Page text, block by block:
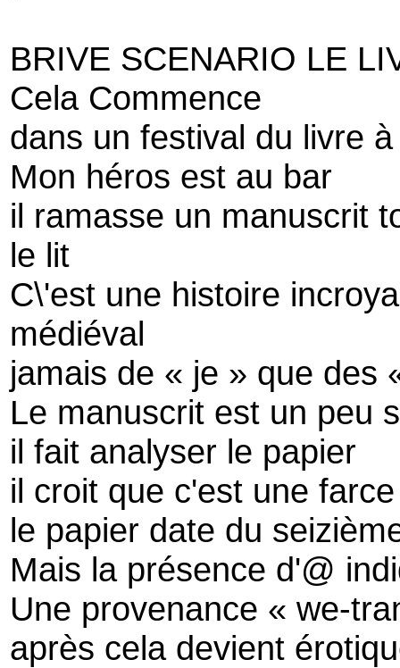
BRIVE SCENARIO LE
Cela Commence
dans un festival du livre
Mon héros est au bar
il ramasse un manuscrit
le lit
C\'est une histoire
médiéval
jamais de « je » que des
Le manuscrit est un peu
il fait analyser le papier
il croit que c'est une farce
le papier date du
Mais la présence d'@
Une provenance « we-
après cela devient